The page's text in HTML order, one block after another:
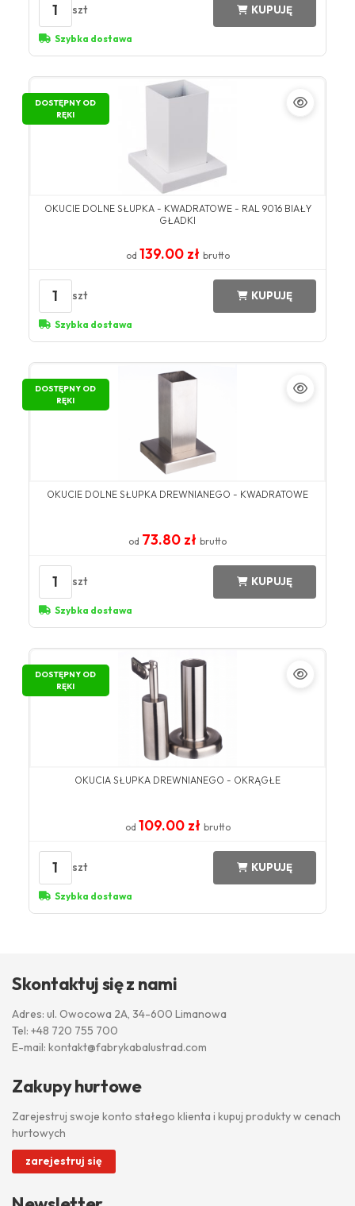
1 szt KUPUJĘ
Szybka dostawa
DOSTĘPNY OD
RĘKI
OKUCIE DOLNE SŁUPKA - KWADRATOWE - RAL 9016 BIAŁY
GŁADKI
od 139.00 zł brutto
1 szt KUPUJĘ
Szybka dostawa
DOSTĘPNY OD
RĘKI
OKUCIE DOLNE SŁUPKA DREWNIANEGO - KWADRATOWE
od 73.80 zł brutto
1 szt KUPUJĘ
Szybka dostawa
DOSTĘPNY OD
RĘKI
OKUCIA SŁUPKA DREWNIANEGO - OKRĄGŁE
od 109.00 zł brutto
1 szt KUPUJĘ
Szybka dostawa
Skontaktuj się z nami
Adres: ul. Owocowa 2A, 34-600 Limanowa
Tel: +48 720 755 700
E-mail: kontakt@fabrykabalustrad.com
Zakupy hurtowe
Zarejestruj swoje konto stałego klienta i kupuj produkty w cenach
hurtowych
zarejestruj się